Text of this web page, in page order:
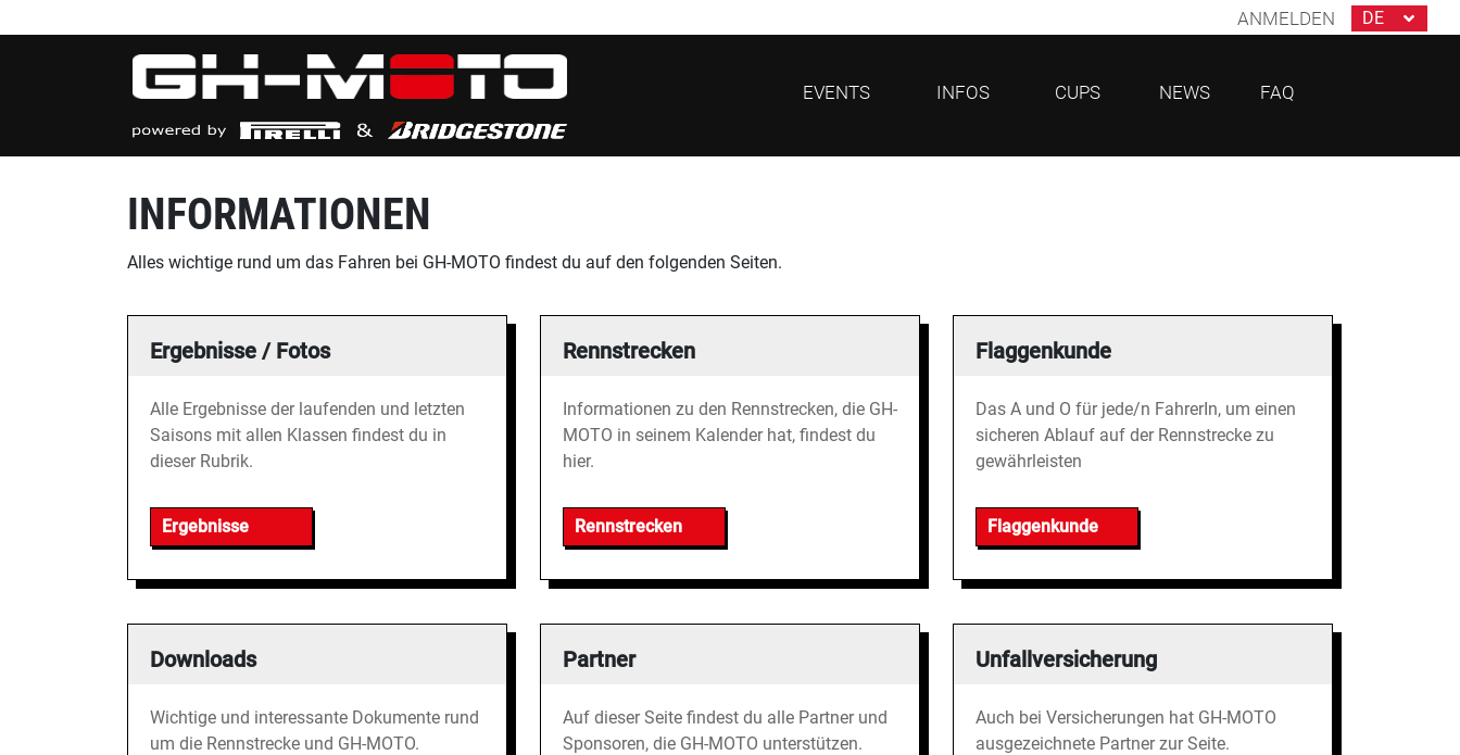
ANMELDEN
EVENTS INFOS CUPS NEWS FAQ
INFORMATIONEN
Alles wichtige rund um das Fahren bei GH-MOTO findest du auf den folgenden Seiten.
Ergebnisse / Fotos
Alle Ergebnisse der laufenden und letzten
Saisons mit allen Klassen findest du in
dieser Rubrik.
Ergebnisse
Rennstrecken
Informationen zu den Rennstrecken, die GH-
MOTO in seinem Kalender hat, findest du
hier.
Rennstrecken
Flaggenkunde
Das A und O für jede/n FahrerIn, um einen
sicheren Ablauf auf der Rennstrecke zu
gewährleisten
Flaggenkunde
Downloads
Wichtige und interessante Dokumente rund
um die Rennstrecke und GH-MOTO.
Partner
Auf dieser Seite findest du alle Partner und
Sponsoren, die GH-MOTO unterstützen.
Unfallversicherung
Auch bei Versicherungen hat GH-MOTO
ausgezeichnete Partner zur Seite.